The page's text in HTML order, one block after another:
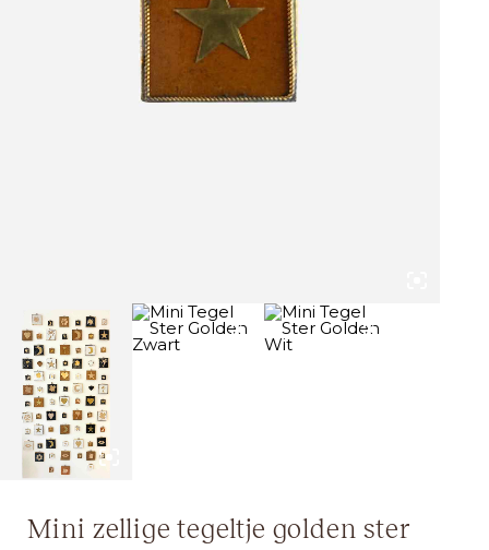
Mini zellige tegeltje golden ster